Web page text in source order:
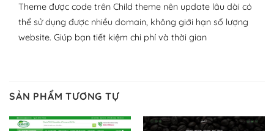
WordPress đa dạng plugin và themes
– Dễ sử dụng
toàn bộ web.
Và bạn có toàn quyền tự do khi quyết định nơi lưu trữ
trang web WordPress của bạn.
Theme được code trên Child theme nên update lâu dài có
thể sử dụng được nhiều domain, không giới hạn số lượng
website. Giúp bạn tiết kiệm chi phí và thời gian
SẢN PHẨM TƯƠNG TỰ